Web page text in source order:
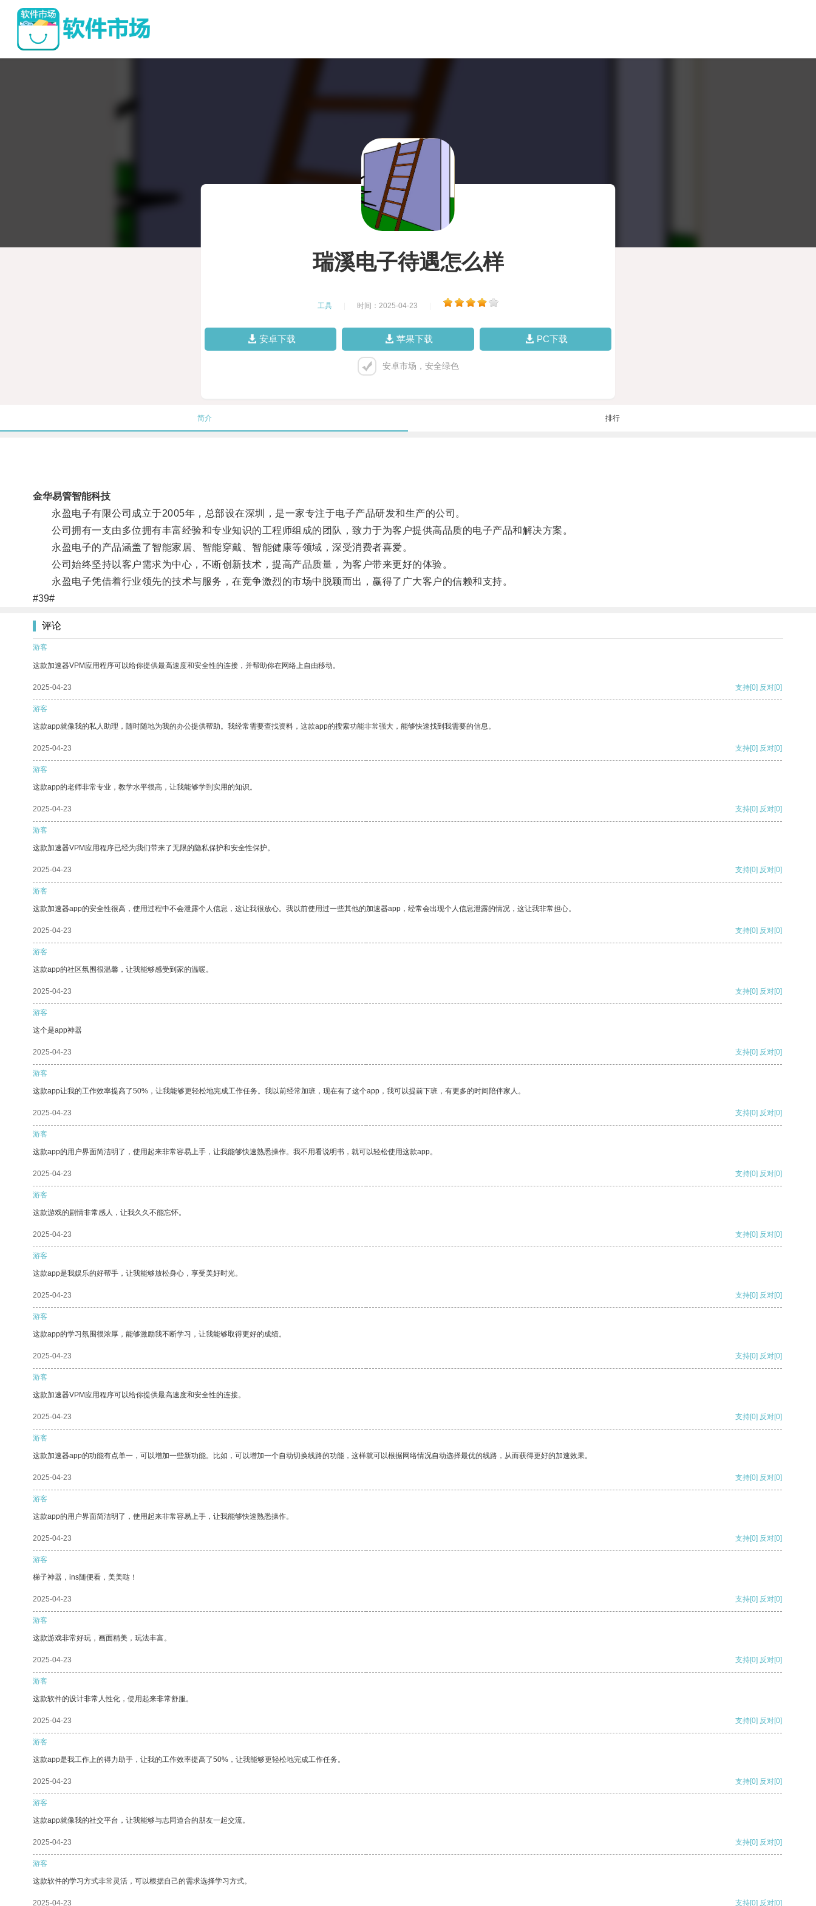
瑞溪电子待遇怎么样
工具 时间：2025-04-23
安卓下载 苹果下载 PC下载
安卓市场，安全绿色
简介 排行
金华易管智能科技
永盈电子有限公司成立于2005年，总部设在深圳，是一家专注于电子产品研发和生产的公司。
公司拥有一支由多位拥有丰富经验和专业知识的工程师组成的团队，致力于为客户提供高品质的电子产品和解决方案。
永盈电子的产品涵盖了智能家居、智能穿戴、智能健康等领域，深受消费者喜爱。
公司始终坚持以客户需求为中心，不断创新技术，提高产品质量，为客户带来更好的体验。
永盈电子凭借着行业领先的技术与服务，在竞争激烈的市场中脱颖而出，赢得了广大客户的信赖和支持。
#39#
评论
游客
这款加速器VPM应用程序可以给你提供最高速度和安全性的连接，并帮助你在网络上自由移动。
2025-04-23 支持[0] 反对[0]
游客
这款app就像我的私人助理，随时随地为我的办公提供帮助。我经常需要查找资料，这款app的搜索功能非常强大，能够快速找到我需要的信息。
2025-04-23 支持[0] 反对[0]
游客
这款app的老师非常专业，教学水平很高，让我能够学到实用的知识。
2025-04-23 支持[0] 反对[0]
游客
这款加速器VPM应用程序已经为我们带来了无限的隐私保护和安全性保护。
2025-04-23 支持[0] 反对[0]
游客
这款加速器app的安全性很高，使用过程中不会泄露个人信息，这让我很放心。我以前使用过一些其他的加速器app，经常会出现个人信息泄露的情况，这让我非常担心。
2025-04-23 支持[0] 反对[0]
游客
这款app的社区氛围很温馨，让我能够感受到家的温暖。
2025-04-23 支持[0] 反对[0]
游客
这个是app神器
2025-04-23 支持[0] 反对[0]
游客
这款app让我的工作效率提高了50%，让我能够更轻松地完成工作任务。我以前经常加班，现在有了这个app，我可以提前下班，有更多的时间陪伴家人。
2025-04-23 支持[0] 反对[0]
游客
这款app的用户界面简洁明了，使用起来非常容易上手，让我能够快速熟悉操作。我不用看说明书，就可以轻松使用这款app。
2025-04-23 支持[0] 反对[0]
游客
这款游戏的剧情非常感人，让我久久不能忘怀。
2025-04-23 支持[0] 反对[0]
游客
这款app是我娱乐的好帮手，让我能够放松身心，享受美好时光。
2025-04-23 支持[0] 反对[0]
游客
这款app的学习氛围很浓厚，能够激励我不断学习，让我能够取得更好的成绩。
2025-04-23 支持[0] 反对[0]
游客
这款加速器VPM应用程序可以给你提供最高速度和安全性的连接。
2025-04-23 支持[0] 反对[0]
游客
这款加速器app的功能有点单一，可以增加一些新功能。比如，可以增加一个自动切换线路的功能，这样就可以根据网络情况自动选择最优的线路，从而获得更好的加速效果。
2025-04-23 支持[0] 反对[0]
游客
这款app的用户界面简洁明了，使用起来非常容易上手，让我能够快速熟悉操作。
2025-04-23 支持[0] 反对[0]
游客
梯子神器，ins随便看，美美哒！
2025-04-23 支持[0] 反对[0]
游客
这款游戏非常好玩，画面精美，玩法丰富。
2025-04-23 支持[0] 反对[0]
游客
这款软件的设计非常人性化，使用起来非常舒服。
2025-04-23 支持[0] 反对[0]
游客
这款app是我工作上的得力助手，让我的工作效率提高了50%，让我能够更轻松地完成工作任务。
2025-04-23 支持[0] 反对[0]
游客
这款app就像我的社交平台，让我能够与志同道合的朋友一起交流。
2025-04-23 支持[0] 反对[0]
游客
这款软件的学习方式非常灵活，可以根据自己的需求选择学习方式。
2025-04-23 支持[0] 反对[0]